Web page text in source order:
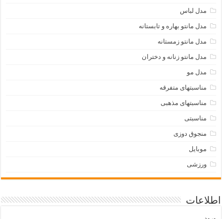
مدل لباس
مدل مانتو بهاره و تابستانه
مدل مانتو زمستانه
مدل مانتو زنانه و دختران
مدل مو
مناسبتهای متفرقه
مناسبتهای مذهبی
مناسبتی
منجوق دوزی
موبایل
ورزشی
اطلاعات